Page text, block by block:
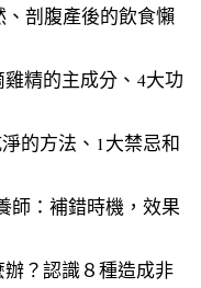
剖腹產後的飲食懶
精的主成分、4大功
的方法、1大禁忌和
師：補錯時機，效果
？認識８種造成非